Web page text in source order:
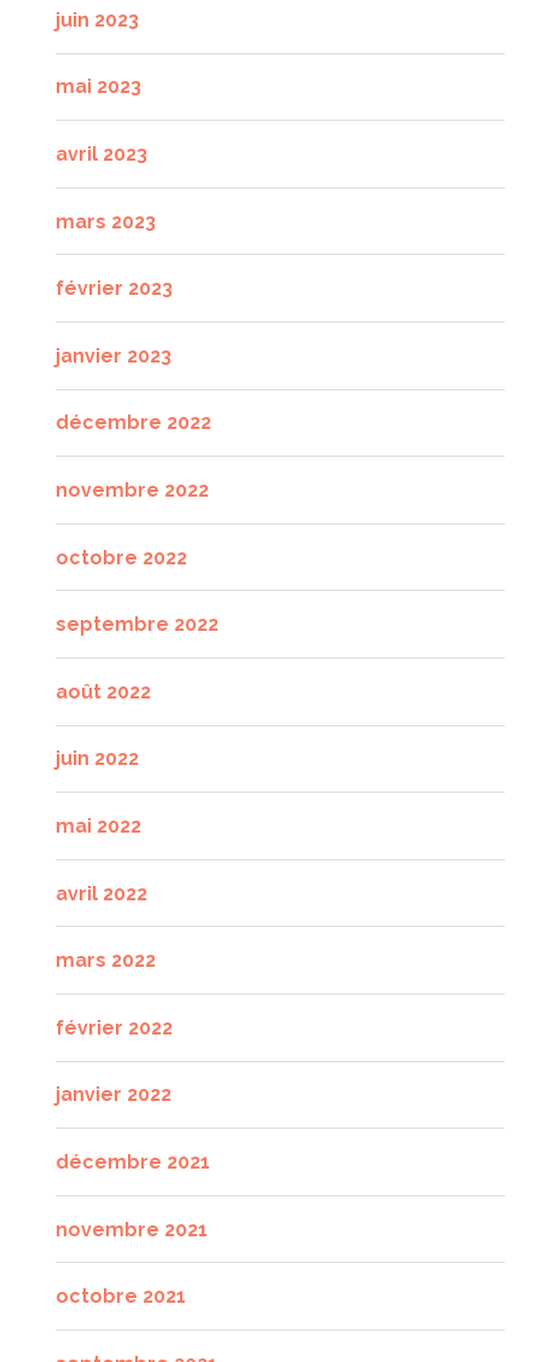
juin 2023
mai 2023
avril 2023
mars 2023
février 2023
janvier 2023
décembre 2022
novembre 2022
octobre 2022
septembre 2022
août 2022
juin 2022
mai 2022
avril 2022
mars 2022
février 2022
janvier 2022
décembre 2021
novembre 2021
octobre 2021